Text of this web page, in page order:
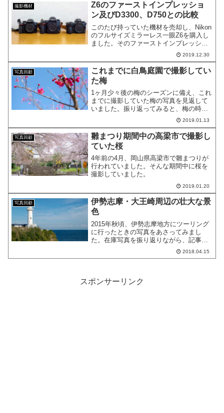
撮影機材
Z6のファーストインプレッショ
ン及びD3300、D750との比較
このたび持っていた機材を売却し、Nikon
のフルサイズミラーレス一眼Z6を購入し
ました。そのファーストインプレッショ
ンについて書いてみたいと思います。ま
た、私が持っていたD3300及びD750との
比較も行いたいと思います。
2019.12.30
写真回顧
これまでに白鳥庭園で撮影してい
た梅
1ヶ月少々後の梅のシーズンに備え、これ
までに撮影していた梅の写真を見返して
いました。振り返ってみると、梅の時期
の白鳥庭園には2度ほど行っていたようで
2019.01.13
写真回顧
雛まつり期間中の高梁市で撮影し
ていた桜
4年前の4月、岡山県高梁市で雛まつりが
行われていました。そんな期間中に桜を
撮影していました。
2019.01.20
写真回顧
伊勢志摩・大王崎周辺の壮大な景
色
2015年秋頃、伊勢志摩地方にツーリング
に行ったときの写真をあさってみまし
た。在庫写真を振り返りながら、記事に
2018.04.15
スポンサーリンク